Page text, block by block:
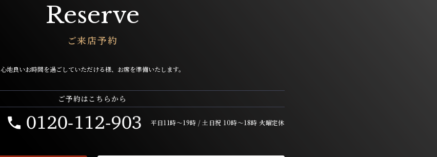
Reserve
ご来店予約
心地良いお時間を過ごしていただける様、 お席を準備いたします。
ご予約はこちらから
平日11時〜19時 / 土日祝 10時〜18時 火曜定休